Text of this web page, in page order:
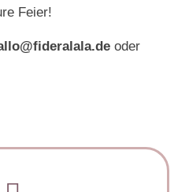
Feier!
oder